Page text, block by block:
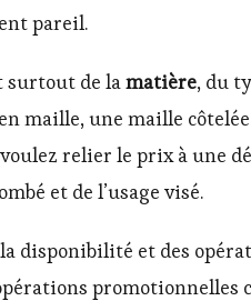
pareil.
surtout de lamatière, du
maille, une maille
relier le prix à une
et de l’usage visé.
disponibilité et des